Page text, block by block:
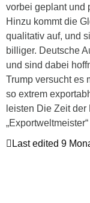
vorbei geplant und
Hinzu kommt die
qualitativ auf, und
billiger. Deutsche
und sind dabei
Trump versucht es
so extrem
leisten Die Zeit
Last edited 9